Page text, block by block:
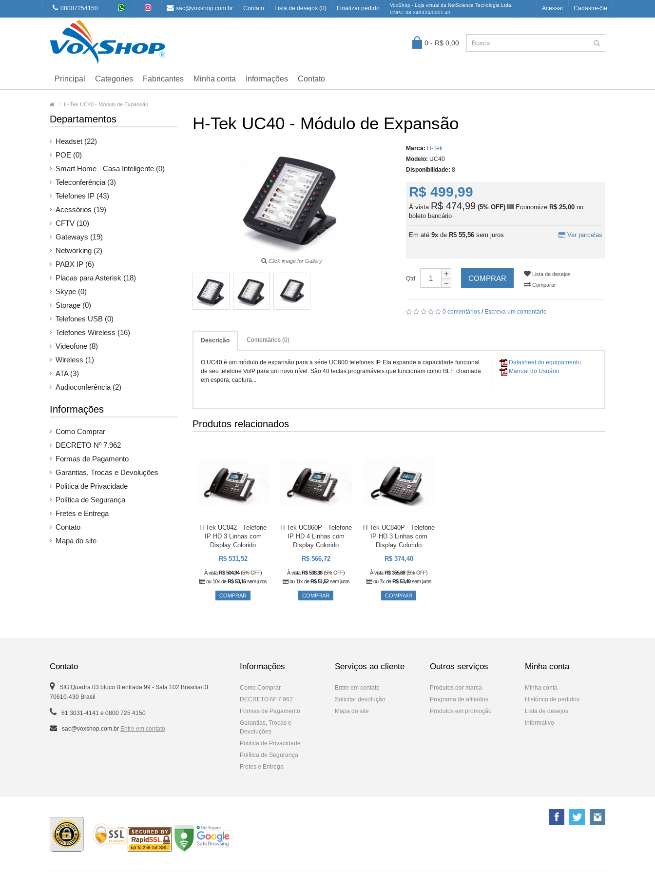
08007254150 sac@voxshop.com.br Contato Lista de desejos (0) Finalizar pedido
VoxShop - Loja virtual da NetScience Tecnologia Ltda.
CNPJ: 08.349324/0001-41
Acessar Cadastre-Se
0 - R$ 0,00
Principal Categories Fabricantes Minha conta Informações Contato
H-Tek UC40 - Módulo de Expansão
Departamentos
Headset (22)
POE (0)
Smart Home - Casa Inteligente (0)
Teleconferência (3)
Telefones IP (43)
Acessórios (19)
CFTV (10)
Gateways (19)
Networking (2)
PABX IP (6)
Placas para Asterisk (18)
Skype (0)
Storage (0)
Telefones USB (0)
Telefones Wireless (16)
Videofone (8)
Wireless (1)
ATA (3)
Audioconferência (2)
Informações
Como Comprar
DECRETO Nº 7.962
Formas de Pagamento
Garantias, Trocas e Devoluções
Politica de Privacidade
Política de Segurança
Fretes e Entrega
Contato
Mapa do site
H-Tek UC40 - Módulo de Expansão
Click image for Gallery
Marca: H-Tek
Modelo: UC40
Disponibilidade: 8
R$ 499,99
À vista R$ 474,99 (5% OFF) Economize R$ 25,00 no
boleto bancário
Em até9x de R$ 55,56 sem juros Ver parcelas
Qtd COMPRAR
Lista de desejos
Comparar
0 comentários / Escreva um comentário
Descrição Comentários (0)
Datasheet do equipamento
Manual do Usuário
O UC40 é um módulo de expansão para a série UC800 telefones IP. Ela expande a capacidade funcional
de seu telefone VoIP para um novo nível. São 40 teclas programáveis ​​que funcionam como BLF, chamada
em espera, captura...
Produtos relacionados
H-Tek UC842 - Telefone
IP HD 3 Linhas com
Display Colorido
R$ 531,52
À vistaR$ 504,94(5% OFF)
ou 10x deR$ 53,16sem juros
COMPRAR
H-Tek UC860P - Telefone
IP HD 4 Linhas com
Display Colorido
R$ 566,72
À vistaR$ 538,38(5% OFF)
ou 11x deR$ 51,52sem juros
COMPRAR
H-Tek UC840P - Telefone
IP HD 3 Linhas com
Display Colorido
R$ 374,40
À vistaR$ 355,68(5% OFF)
ou 7x deR$ 53,49sem juros
COMPRAR
Contato
SIG Quadra 03 bloco B entrada 99 - Sala 102 Brasilia/DF
70610-430 Brasil
61 3031-4141 e 0800 725 4150
sac@voxshop.com.br Entre em contato
Informações
Como Comprar
DECRETO Nº 7.962
Formas de Pagamento
Garantias, Trocas e
Devoluções
Politica de Privacidade
Política de Segurança
Fretes e Entrega
Serviços ao cliente
Entre em contato
Solicitar devolução
Mapa do site
Outros serviços
Produtos por marca
Programa de afiliados
Produtos em promoção
Minha conta
Minha conta
Histórico de pedidos
Lista de desejos
Informativo